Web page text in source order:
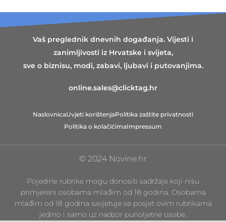
Vaš preglednik dnevnih događanja. Vijesti i
zanimljivosti iz Hrvatske i svijeta,
sve o biznisu, modi, zabavi, ljubavi i putovanjima.
online.sales@clicktag.hr
NaslovnicaUvjeti korištenjaPolitika zaštite privatnosti
Politika o kolačićimaImpressum
© 2024 Novine.hr
Pojedine rubrike mogu donositi sadržaje koji nisu
primjereni osobama mlađim od 18 godina. Osobama
mlađim od 18 godina savjetuje se posjet ovim rubrikama
jedino i samo uz nadzor punoljetne osobe.